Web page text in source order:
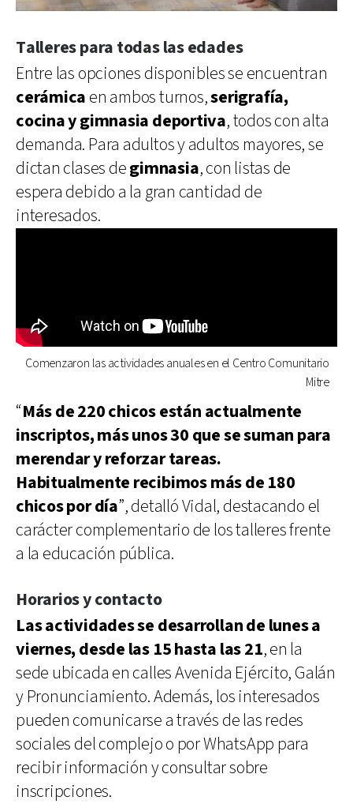
Talleres para todas las edades
Entre las opciones disponibles se encuentran
cerámica en ambos turnos,serigrafía,
cocina y gimnasia deportiva, todos con alta
demanda. Para adultos y adultos mayores, se
dictan clases degimnasia, con listas de
espera debido a la gran cantidad de
interesados.
Comenzaron las actividades anuales en el Centro Comunitario
Mitre
“Más de 220 chicos están actualmente
inscriptos, más unos 30 que se suman para
merendar y reforzar tareas.
Habitualmente recibimos más de 180
chicos por día”, detalló Vidal, destacando el
carácter complementario de los talleres frente
a la educación pública.
Horarios y contacto
Las actividades se desarrollan de lunes a
viernes, desde las 15 hasta las 21, en la
sede ubicada en calles Avenida Ejército, Galán
y Pronunciamiento. Además, los interesados
pueden comunicarse a través de las redes
sociales del complejo o por WhatsApp para
recibir información y consultar sobre
inscripciones.